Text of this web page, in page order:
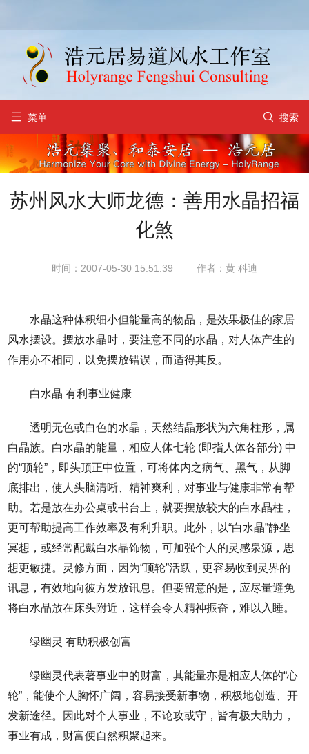
 菜单  搜索
苏州风水大师龙德：善用水晶招福
化煞
时间：2007-05-30 15:51:39 作者：黄 科迪
水晶这种体积细小但能量高的物品，是效果极佳的家居
风水摆设。摆放水晶时，要注意不同的水晶，对人体产生的
作用亦不相同，以免摆放错误，而适得其反。
白水晶 有利事业健康
透明无色或白色的水晶，天然结晶形状为六角柱形，属
白晶族。白水晶的能量，相应人体七轮 (即指人体各部分) 中
的“顶轮”，即头顶正中位置，可将体内之病气、黑气，从脚
底排出，使人头脑清晰、精神爽利，对事业与健康非常有帮
助。若是放在办公桌或书台上，就要摆放较大的白水晶柱，
更可帮助提高工作效率及有利升职。此外，以“白水晶”静坐
冥想，或经常配戴白水晶饰物，可加强个人的灵感泉源，思
想更敏捷。灵修方面，因为“顶轮”活跃，更容易收到灵界的
讯息，有效地向彼方发放讯息。但要留意的是，应尽量避免
将白水晶放在床头附近，这样会令人精神振奋，难以入睡。
绿幽灵 有助积极创富
绿幽灵代表著事业中的财富，其能量亦是相应人体的“心
轮”，能使个人胸怀广阔，容易接受新事物，积极地创造、开
发新途径。因此对个人事业，不论攻或守，皆有极大助力，
事业有成，财富便自然积聚起来。